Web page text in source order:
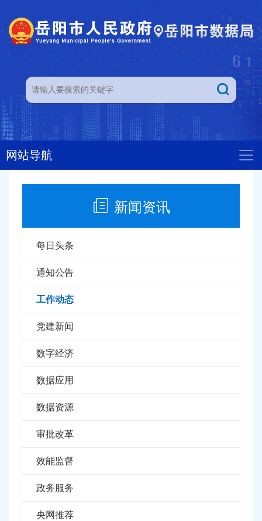
网站导航
新闻资讯
每日头条
通知公告
工作动态
党建新闻
数字经济
数据应用
数据资源
审批改革
效能监督
政务服务
央网推荐